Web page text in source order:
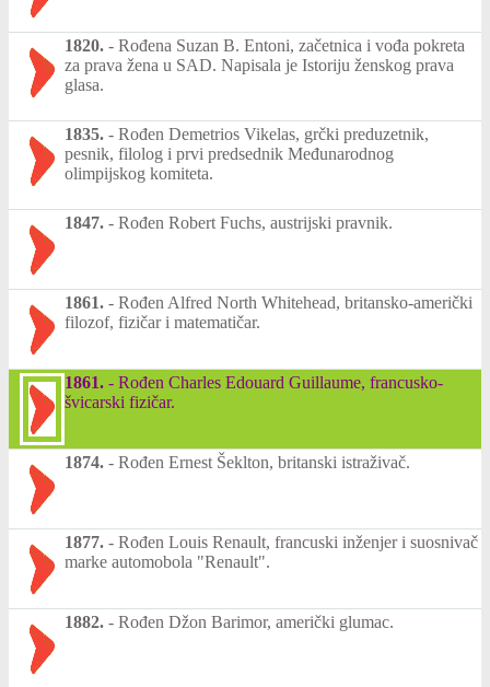
1820. - Rođena Suzan B. Entoni, začetnica i vođa pokreta
za prava žena u SAD. Napisala je Istoriju ženskog prava
glasa.
1835. - Rođen Demetrios Vikelas, grčki preduzetnik,
pesnik, filolog i prvi predsednik Međunarodnog
olimpijskog komiteta.
1847. - Rođen Robert Fuchs, austrijski pravnik.
1861. - Rođen Alfred North Whitehead, britansko-američki
filozof, fizičar i matematičar.
1861. - Rođen Charles Edouard Guillaume, francusko-
švicarski fizičar.
1874. - Rođen Ernest Šeklton, britanski istraživač.
1877. - Rođen Louis Renault, francuski inženjer i suosnivač
marke automobola "Renault".
1882. - Rođen Džon Barimor, američki glumac.